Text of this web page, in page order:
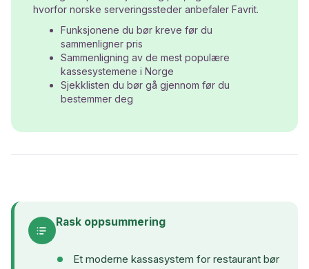
hvorfor norske serveringssteder anbefaler Favrit.
Funksjonene du bør kreve før du
sammenligner pris
Sammenligning av de mest populære
kassesystemene i Norge
Sjekklisten du bør gå gjennom før du
bestemmer deg
Rask oppsummering
Et moderne kassasystem for restaurant bør